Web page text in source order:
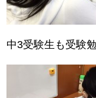
中3受験生も受験